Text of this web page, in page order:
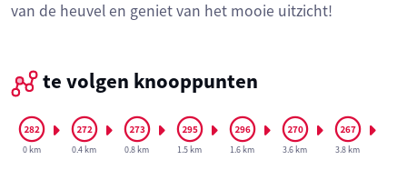
van de heuvel en geniet van het mooie uitzicht!
te volgen knooppunten
0 km 0.4 km 0.8 km 1.5 km 1.6 km 3.6 km 3.8 km